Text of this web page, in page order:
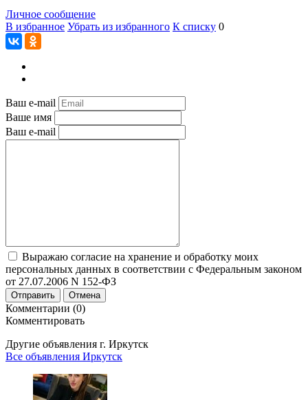
Личное сообщение
В избранное Убрать из избранного К списку 0
Ваш e-mail
Ваше имя
Ваш e-mail
Выражаю согласие на хранение и обработку моих
персональных данных в соответствии с Федеральным законом
от 27.07.2006 N 152-ФЗ
Отправить Отмена
Комментарии (0)
Комментировать
Другие объявления г. Иркутск
Все объявления Иркутск